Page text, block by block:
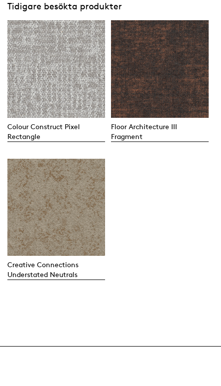
Tidigare besökta produkter
Colour Construct Pixel
Rectangle
Floor Architecture III
Fragment
Creative Connections
Understated Neutrals